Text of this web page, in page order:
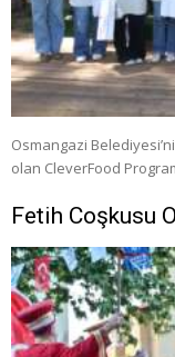
Osmangazi
olan CleverFood
Fetih Coşkusu